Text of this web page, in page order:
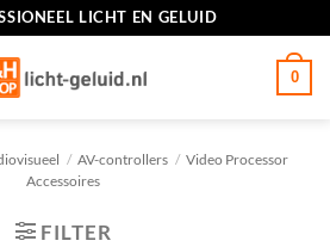
LICHT EN GELUID
0
/ AV-controllers / Video Processor
Accessoires
FILTER